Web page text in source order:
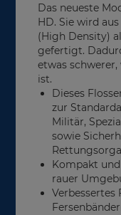
Das neueste
HD. Sie wird
(High Density)
gefertigt.
etwas
ist.
Dieses
zur
Militär,
sowie
Kompakt
rauer